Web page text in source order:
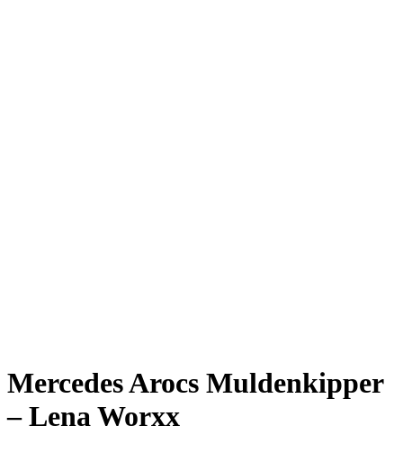
Mercedes Arocs Muldenkipper
– Lena Worxx